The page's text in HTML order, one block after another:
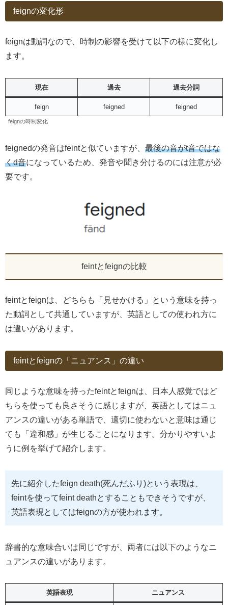
feignの変化形
feignは動詞なので、時制の影響を受けて以下の様に変化し
ます。
現在 過去 過去分詞
feign feigned feigned
feignの時制変化
feignedの発音はfeintと似ていますが、 最後の音がt音ではな
くd音になっているため、発音や聞き分けるのには注意が必
要です。
feintとfeignの比較
feintとfeignは、どちらも「見せかける」という意味を持っ
た動詞として共通していますが、英語としての使われ方に
は違いがあります。
feintとfeignの「ニュアンス」の違い
同じような意味を持ったfeintとfeignは、日本人感覚ではど
ちらを使っても良さそうに感じますが、英語としてはニュ
アンスの違いがある単語で、適切に使わないと意味は通じ
ても「違和感」が生じることになります。分かりやすいよ
うに例を挙げて紹介します。
先に紹介したfeign death(死んだふり)という表現は、
feintを使ってfeint deathとすることもできそうですが、
英語表現としてはfeignの方が使われます。
辞書的な意味合いは同じですが、両者には以下のようなニ
ュアンスの違いがあります。
英語表現 ニュアンス